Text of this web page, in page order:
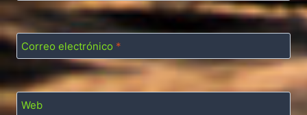
Correo electrónico *
Web